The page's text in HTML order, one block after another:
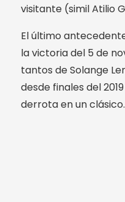
visitante (simil Atilio
El último
la victoria del 5 de
tantos de Solange
desde finales del
derrota en un clásico.